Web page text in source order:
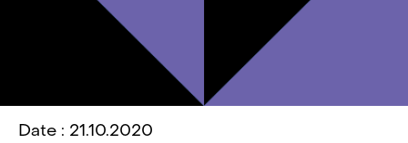
Date : 21.10.2020